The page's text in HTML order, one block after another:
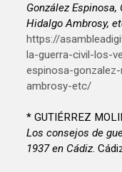
González
Hidalgo Ambrosy,
https://
la-guerra-civil-los-
espinosa-
ambrosy-etc/
* GUTIÉRREZ
Los consejos de
1937 en Cádiz.